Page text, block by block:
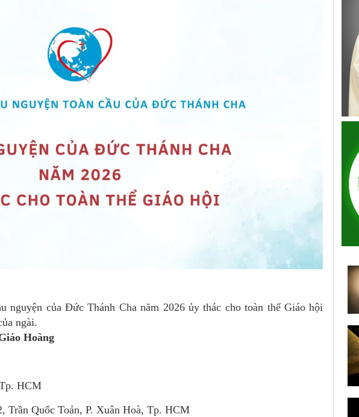
nguyện của Đức Thánh Cha năm 2026 ủy thác cho toàn thể Giáo hội
ngài.
Hoàng
HCM
Quốc Toản, P. Xuân Hoà, Tp. HCM